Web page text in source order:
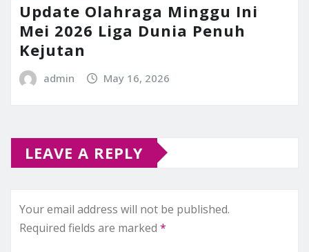
Update Olahraga Minggu Ini
Mei 2026 Liga Dunia Penuh
Kejutan
admin May 16, 2026
LEAVE A REPLY
Your email address will not be published.
Required fields are marked *